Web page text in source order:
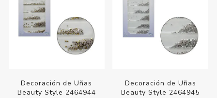
Decoración de Uñas
Beauty Style 2464944
Decoración de Uñas
Beauty Style 2464945